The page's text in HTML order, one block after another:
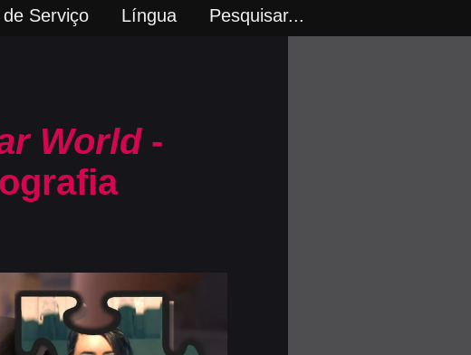
Serviço Língua Pesquisar...
World-